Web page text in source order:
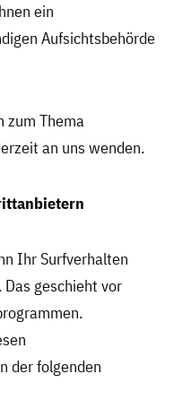
ein
Aufsichtsbehörde
zum Thema
an uns wenden.
Ihr Surfverhalten
geschieht vor
der folgenden